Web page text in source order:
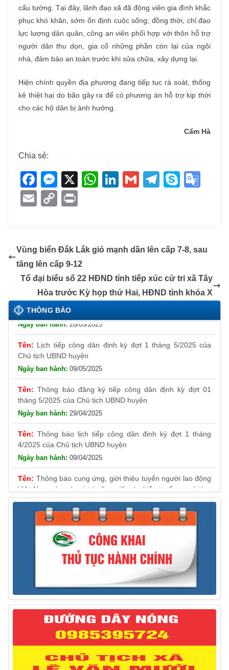
cấu tường. Tại đây, lãnh đạo xã đã động viên gia đình khắc
phục khó khăn, sớm ổn định cuộc sống; đồng thời, chỉ đạo
lực lượng dân quân, công an viên phối hợp với thôn hỗ trợ
người dân thu dọn, gia cố những phần còn lại của ngôi
nhà, đảm bảo an toàn trước khi sửa chữa, xây dựng lại.
Hiện chính quyền địa phương đang tiếp tục rà soát, thống
kê thiệt hại do bão gây ra để có phương án hỗ trợ kịp thời
cho các hộ dân bị ảnh hưởng.
Cẩm Hà
Chia sẻ:
F
a
c
b
o
o
k
M
e
ss
n
g
er
X
W
A
p
Li
dI
G
T
a
S
e
a
n
sl
at
e
E
C
y
Li
n
k
Vùng biển Đắk Lắk gió mạnh dần lên cấp 7-8, sau
tăng lên cấp 9-12
Tổ đại biểu số 22 HĐND tỉnh tiếp xúc cử tri xã Tây
Hòa trước Kỳ họp thứ Hai, HĐND tỉnh khóa X
THÔNG BÁO
Thông báo đăng ký tiếp công dân định kỳ đợt 01
tháng 6/2025 của Chủ tịch UBND huyện
26/05/2025
Lịch tiếp công dân định kỳ đợt 1 tháng 5/2025 của
Chủ tịch UBND huyện
09/05/2025
Thông báo đăng ký tiếp công dân định kỳ đợt 01
tháng 5/2025 của Chủ tịch UBND huyện
29/04/2025
Thông báo lịch tiếp công dân định kỳ đợt 1 tháng
4/2025 của Chủ tịch UBND huyện
09/04/2025
Thông báo cung ứng, giới thiệu tuyển người lao động
Việt Nam vào các vị trí công việc dự kiến tuyển người lao
động nước ngoài
31/03/2025
Thông báo treo cờ Tổ quốc nhân kỷ niệm 50 năm
Ngày giải phóng tỉnh Phú Yên (01/4/1975 – 01/4/2025)
28/03/2025
Thông báo giới thiệu, cung ứng lao động Việt Nam
cho Liên danh Hengtong International Engineering Co.,Ltd
Thông báo đăng ký tiếp công dân định kỳ đợt 02
tháng 3/2025 của Chủ tịch UBND huyện
12/03/2025
Thông báo lịch công tác của Chủ tịch, các Phó Chủ